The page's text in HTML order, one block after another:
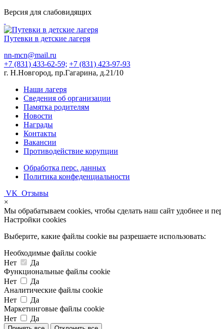
Версия для слабовидящих
Путевки в детские лагеря
nn-mcn@mail.ru
+7 (831) 433-62-59; +7 (831) 423-97-93
г. Н.Новгород, пр.Гагарина, д.21/10
Наши лагеря
Сведения об организации
Памятка родителям
Новости
Награды
Контакты
Вакансии
Противодействие корупции
Обработка перс. данных
Политика конфеденциальности
VK Отзывы
×
Мы обрабатываем cookies, чтобы сделать наш сайт удобнее и
Настройки cookies
Выберите, какие файлы cookie вы разрешаете использовать:
Необходимые файлы cookie
Нет
Да
Функциональные файлы cookie
Нет
Да
Аналитические файлы cookie
Нет
Да
Маркетинговые файлы cookie
Нет
Да